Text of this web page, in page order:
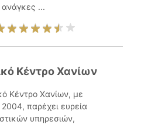
...
Κέντρο Χανίων
Κέντρο Χανίων, με
παρέχει ευρεία
υπηρεσιών,